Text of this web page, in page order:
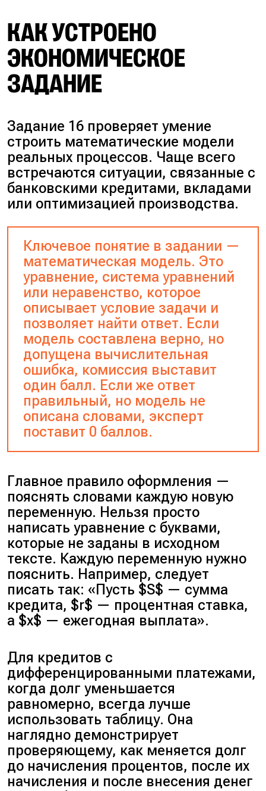
КАК УСТРОЕНО
ЭКОНОМИЧЕСКОЕ
ЗАДАНИЕ
Задание 16 проверяет умение
строить математические модели
реальных процессов. Чаще всего
встречаются ситуации, связанные с
банковскими кредитами, вкладами
или оптимизацией производства.
Ключевое понятие в задании —
математическая модель. Это
уравнение, система уравнений
или неравенство, которое
описывает условие задачи и
позволяет найти ответ. Если
модель составлена верно, но
допущена вычислительная
ошибка, комиссия выставит
один балл. Если же ответ
правильный, но модель не
описана словами, эксперт
поставит 0 баллов.
Главное правило оформления —
пояснять словами каждую новую
переменную. Нельзя просто
написать уравнение с буквами,
которые не заданы в исходном
тексте. Каждую переменную нужно
пояснить. Например, следует
писать так: «Пусть $S$ — сумма
кредита, $r$ — процентная ставка,
а $x$ — ежегодная выплата».
Для кредитов с
дифференцированными платежами,
когда долг уменьшается
равномерно, всегда лучше
использовать таблицу. Она
наглядно демонстрирует
проверяющему, как меняется долг
до начисления процентов, после их
начисления и после внесения денег